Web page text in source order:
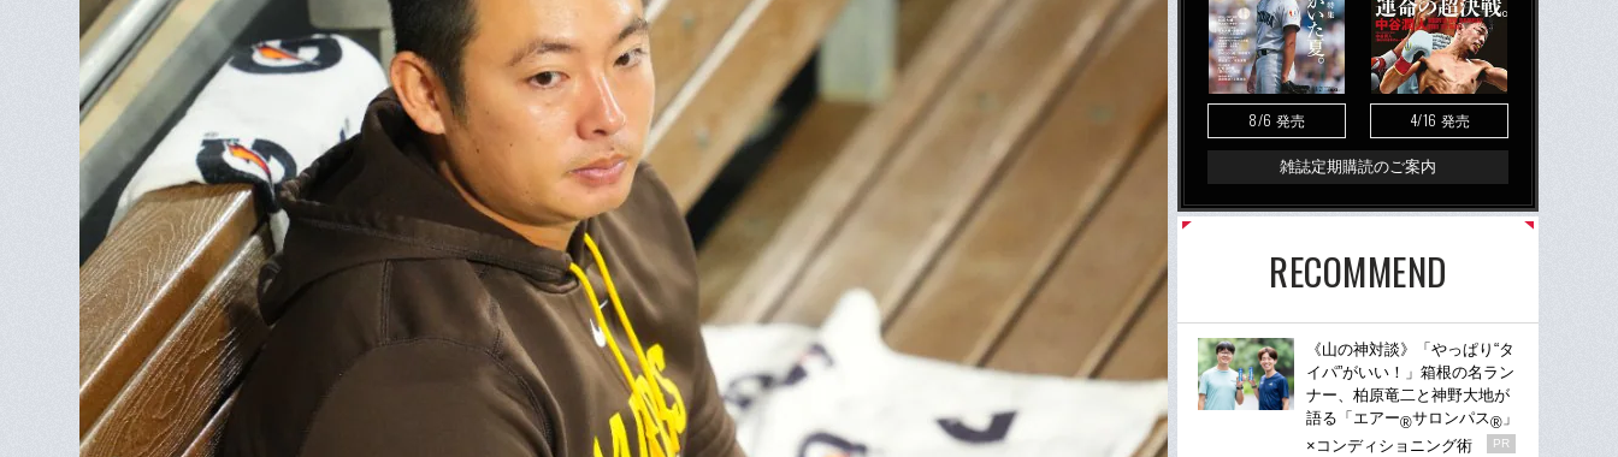
8/6 発売 4/16 発売
雑誌定期購読のご案内
RECOMMEND
《山の神対談》「やっぱり“タ
イパ”がいい！」箱根の名ラン
ナー、柏原竜二と神野大地が
語る「エアー®サロンパス® 」
×コンディショニング術
PR